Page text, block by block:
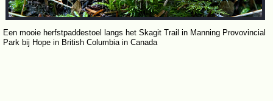
Een mooie herfstpaddestoel langs het Skagit Trail in Manning Provovincial
Park bij Hope in British Columbia in Canada